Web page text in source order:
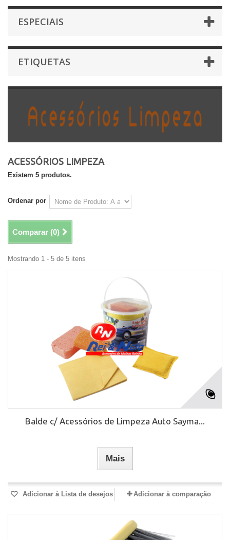
ESPECIAIS
ETIQUETAS
ACESSÓRIOS LIMPEZA
Existem 5 produtos.
Ordenar por
Comparar (0)
Mostrando 1 - 5 de 5 itens
Balde c/ Acessórios de Limpeza Auto Sayma...
Mais
Adicionar à Lista de desejos Adicionar à comparação